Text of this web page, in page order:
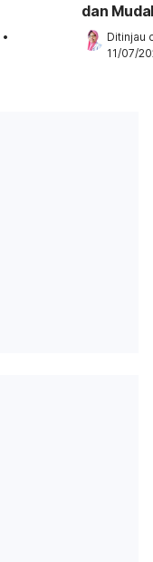
•
dan
Ditinjau
11/07/